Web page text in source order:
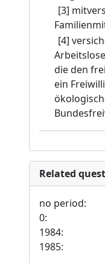
[3]
[4]
die den
ein
Related
no period:
0:
1984:
1985: